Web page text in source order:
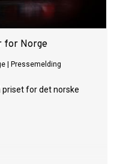
for Norge
Pressemelding
priset for det norske